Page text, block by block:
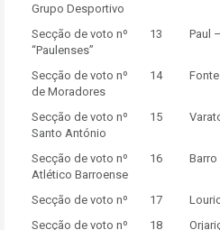
Grupo Desportivo
Secção de voto nº 13 Paul –
“Paulenses”
Secção de voto nº 14 Fonte
de Moradores
Secção de voto nº 15
Santo António
Secção de voto nº 16 Barro –
Atlético Barroense
Secção de voto nº 17
Secção de voto nº 18 Orjariça